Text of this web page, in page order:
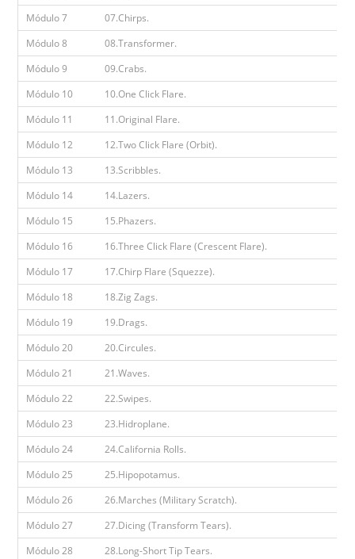
Módulo 7
07.Chirps.
Módulo 8
08.Transformer.
Módulo 9
09.Crabs.
Módulo 10
10.One Click Flare.
Módulo 11
11.Original Flare.
Módulo 12
12.Two Click Flare (Orbit).
Módulo 13
13.Scribbles.
Módulo 14
14.Lazers.
Módulo 15
15.Phazers.
Módulo 16
16.Three Click Flare (Crescent Flare).
Módulo 17
17.Chirp Flare (Squezze).
Módulo 18
18.Zig Zags.
Módulo 19
19.Drags.
Módulo 20
20.Circules.
Módulo 21
21.Waves.
Módulo 22
22.Swipes.
Módulo 23
23.Hidroplane.
Módulo 24
24.California Rolls.
Módulo 25
25.Hipopotamus.
Módulo 26
26.Marches (Military Scratch).
Módulo 27
27.Dicing (Transform Tears).
Módulo 28
28.Long-Short Tip Tears.